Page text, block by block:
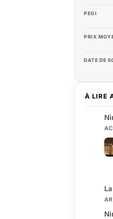
À LIRE
PEGI
PRIX
DATE DE